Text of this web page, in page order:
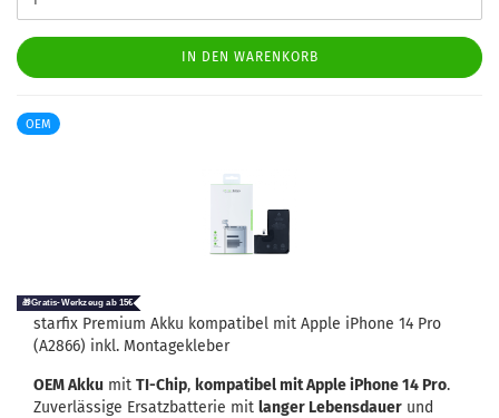
IN DEN WARENKORB
OEM
star­fix Pre­mi­um Akku kom­pa­ti­bel mit Apple iPho­ne 14 Pro
(A2866) inkl. Mon­ta­ge­kle­ber
OEM Akku mit TI-​Chip, kom­pa­ti­bel mit Apple iPho­ne 14 Pro.
Zu­ver­läs­si­ge Er­satz­bat­te­rie mit lan­ger Le­bens­dau­er und